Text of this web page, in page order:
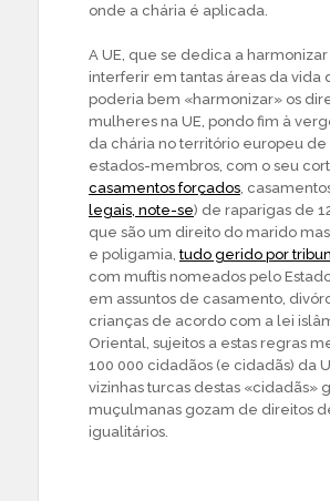
onde a chária é aplicada.
A UE, que se dedica a
interferir em tantas áreas da vida
poderia bem «harmonizar» os
mulheres na UE, pondo fim à
da chária no território europeu de
estados-membros, com o seu
casamentos forçados,
legais, note-se) de raparigas de
que são um direito do marido
e poligamia,tudo gerido por
com muftis nomeados pelo
em assuntos de casamento,
crianças de acordo com a lei
Oriental, sujeitos a estas regras
100 000 cidadãos (e cidadãs) da
vizinhas turcas destas «cidadãs»
muçulmanas gozam de direitos
igualitários.